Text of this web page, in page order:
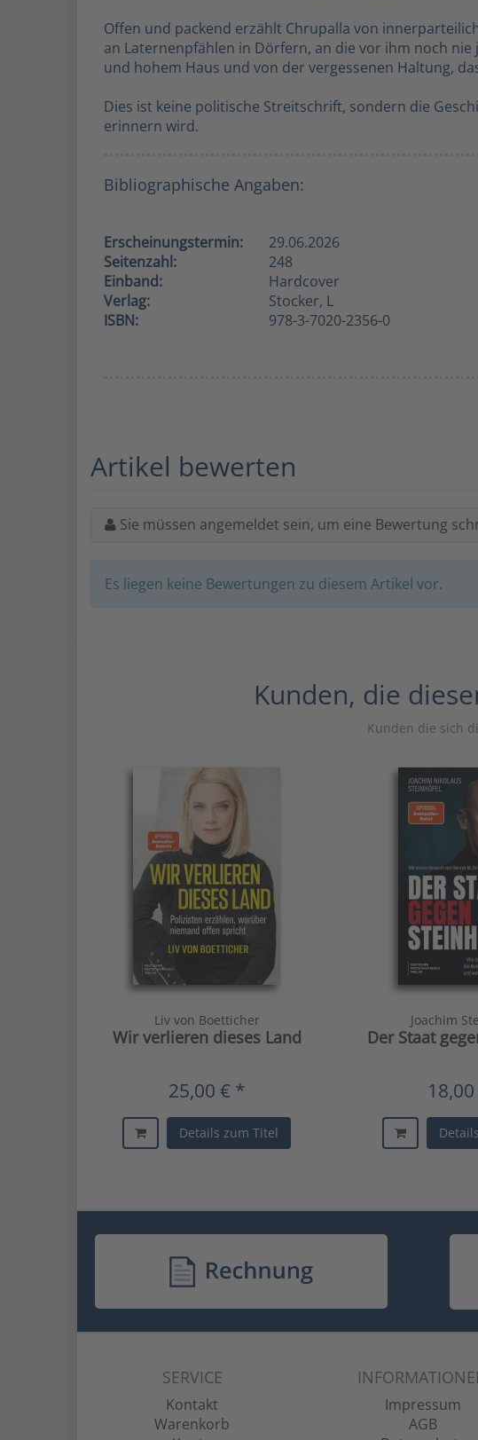
Offen und packend erzählt Chrupalla von
an Laternenpfählen in Dörfern, an die vor ihm noch
und hohem Haus und von der vergessenen Haltung,
Dies ist keine politische Streitschrift, sondern die
erinnern wird.
Bibliographische Angaben:
Erscheinungstermin:
29.06.2026
Seitenzahl:
248
Einband:
Hardcover
Verlag:
Stocker, L
ISBN:
978-3-7020-2356-0
Artikel bewerten
Sie müssen angemeldet sein, um eine Bewertung
Es liegen keine Bewertungen zu diesem Artikel vor.
Kunden, die
Kunden die sich
Liv von Boetticher
Wir verlieren dieses Land
25,00 € *
Details zum Titel
Joachim
Der Staat
SERVICE
Kontakt
Warenkorb
Impressum
AGB